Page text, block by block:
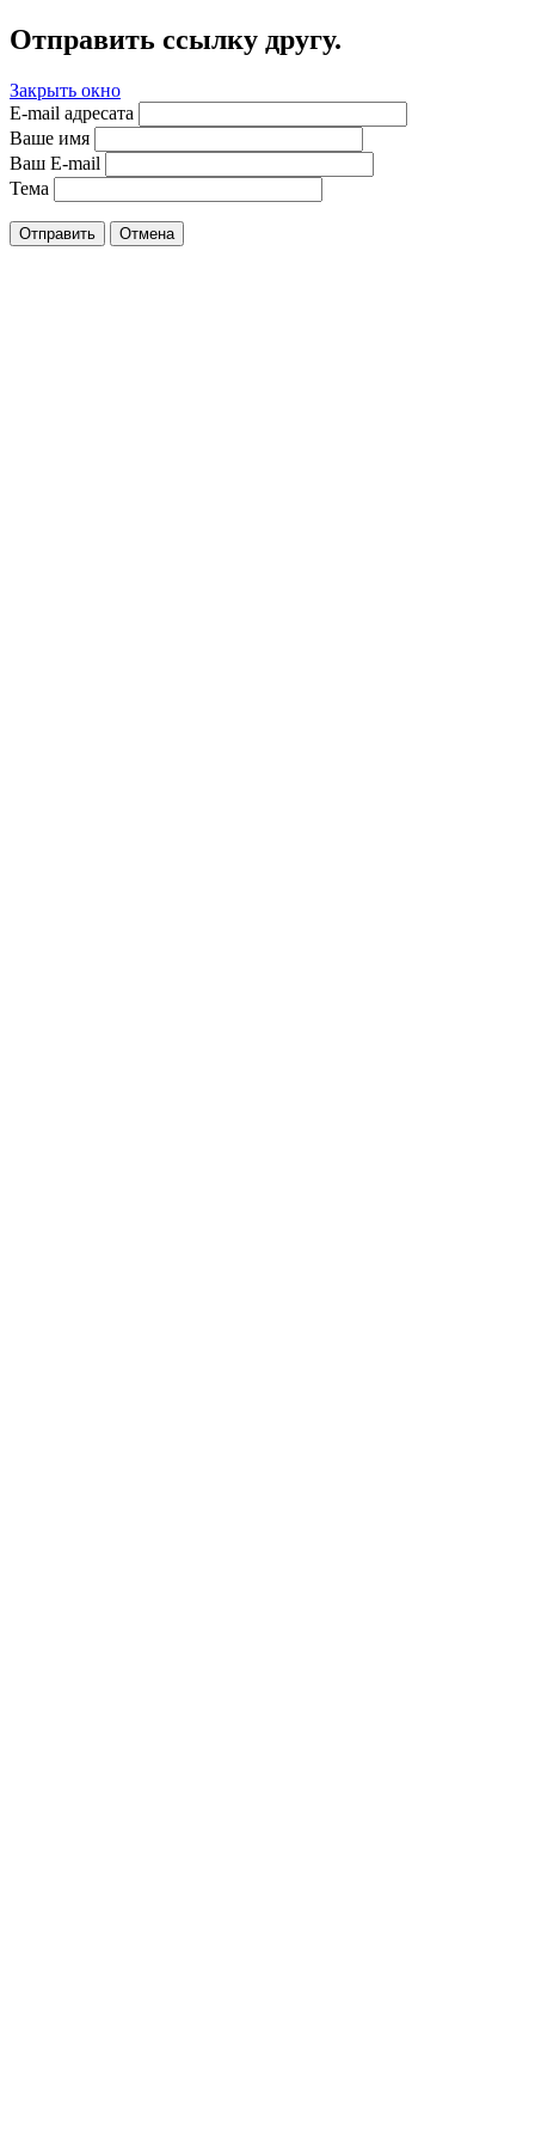
Отправить ссылку другу.
Закрыть окно
E-mail адресата
Ваше имя
Ваш E-mail
Тема
Отправить Отмена